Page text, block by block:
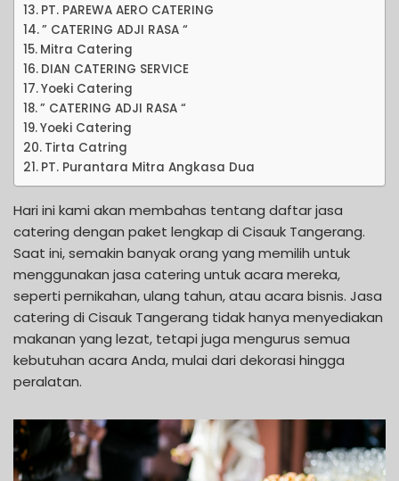
PT. PAREWA AERO CATERING
” CATERING ADJI RASA “
Mitra Catering
DIAN CATERING SERVICE
Yoeki Catering
” CATERING ADJI RASA “
Yoeki Catering
Tirta Catring
PT. Purantara Mitra Angkasa Dua
Hari ini kami akan membahas tentang daftar jasa
catering dengan paket lengkap di Cisauk Tangerang.
Saat ini, semakin banyak orang yang memilih untuk
menggunakan jasa catering untuk acara mereka,
seperti pernikahan, ulang tahun, atau acara bisnis. Jasa
catering di Cisauk Tangerang tidak hanya menyediakan
makanan yang lezat, tetapi juga mengurus semua
kebutuhan acara Anda, mulai dari dekorasi hingga
peralatan.